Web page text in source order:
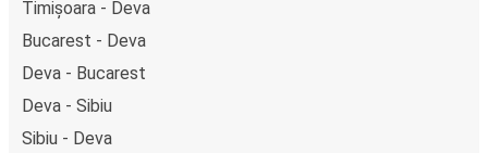
Timișoara - Deva
Bucarest - Deva
Deva - Bucarest
Deva - Sibiu
Sibiu - Deva